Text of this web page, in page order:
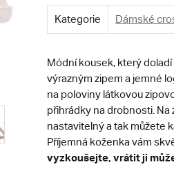
Kategorie Dámské
Módní kousek, který doladí
výrazným zipem a jemné
na poloviny látkovou
přihrádky na drobnosti. Na
nastavitelný a tak můžete
Příjemná koženka vám
vyzkoušejte, vrátit ji